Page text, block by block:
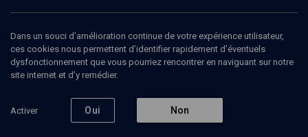
RENCONTRE
Les valeurs de la
République sont-elles en
danger ?
POLITIQUE
Réveiller l'enthousiasme
Regarder
Dans un souci d’amélioration continue de votre expérience utilisateur,
ces cookies nous permettent d’identifier rapidement d’éventuels
dysfonctionnement que vous pourriez rencontrer en naviguant sur notre
site internet et d’y remédier.
Activer Oui Non